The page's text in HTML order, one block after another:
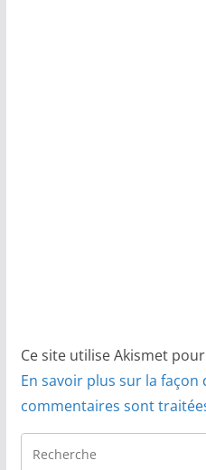
Ce site utilise Akismet
En savoir plus sur la
commentaires sont